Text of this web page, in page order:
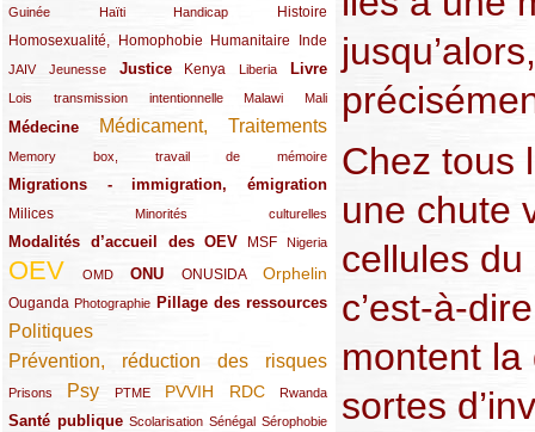
Guinée
(12/289) Haïti
(15/289) Handicap
(10/289) Histoire
(49/289)
Homosexualité, Homophobie
(44/289) Humanitaire
(47/289) Inde
(34/289)
JAIV
(10/289)Jeunesse
(21/289) Justice
(65/289) Kenya
(35/289) Liberia
(25/289) Livre
(62/289)
Lois transmission intentionnelle
(24/289) Malawi
(11/289) Mali
(21/289)
Médecine
(62/289) Médicament, Traitements
(142/289)
Memory box, travail de mémoire
(11/289)
Migrations - immigration, émigration
(67/289)
Milices
(34/289) Minorités culturelles
(15/289)
Modalités d’accueil des OEV
(58/289) MSF
(54/289) Nigeria
(27/289)
OEV
(269/289) OMD
(26/289) ONU
(58/289) ONUSIDA
(44/289) Orphelin
(112/289)
Ouganda
(29/289) Photographie
(27/289) Pillage des ressources
(77/289)
Politiques
(120/289)
Prévention, réduction des risques
(131/289)
Prisons
(22/289) Psy
(119/289) PTME
(12/289) PVVIH
(111/289) RDC
(104/289) Rwanda
(23/289)
Santé publique
(59/289) Scolarisation
(9/289) Sénégal
(13/289) Sérophobie
(19/289)
Chez tous
une chute
cellules
c’est-à-
montent
sortes